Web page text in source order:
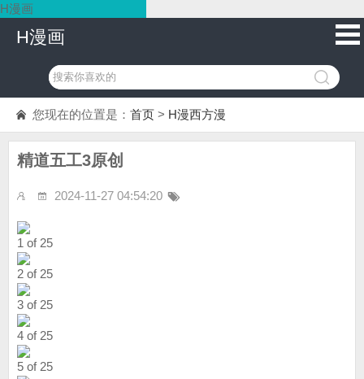
H漫画
H漫画
您现在的位置是： 首页 > H漫西方漫
精道五工3原创
2024-11-27 04:54:20
1 of 25
2 of 25
3 of 25
4 of 25
5 of 25